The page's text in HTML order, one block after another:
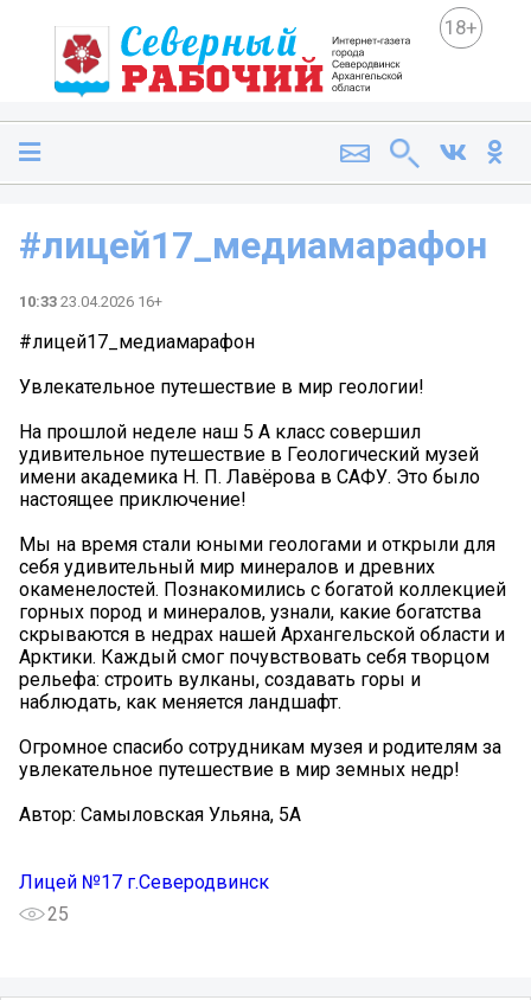
18+
#лицей17_медиамарафон
10:33 23.04.2026 16+
#лицей17_медиамарафон
Увлекательное путешествие в мир геологии!
На прошлой неделе наш 5 А класс совершил
удивительное путешествие в Геологический музей
имени академика Н. П. Лавёрова в САФУ. Это было
настоящее приключение!
Мы на время стали юными геологами и открыли для
себя удивительный мир минералов и древних
окаменелостей. Познакомились с богатой коллекцией
горных пород и минералов, узнали, какие богатства
скрываются в недрах нашей Архангельской области и
Арктики. Каждый смог почувствовать себя творцом
рельефа: строить вулканы, создавать горы и
наблюдать, как меняется ландшафт.
Огромное спасибо сотрудникам музея и родителям за
увлекательное путешествие в мир земных недр!
Автор: Самыловская Ульяна, 5А
Лицей №17 г.Северодвинск
25